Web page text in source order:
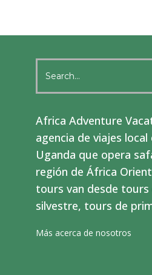
for:
Africa Adventure
agencia de viajes local
Uganda que opera
región de África
tours van desde tours
silvestre, tours de
Más acerca de nosotros